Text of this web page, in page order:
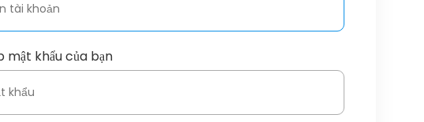
mật khẩu của bạn